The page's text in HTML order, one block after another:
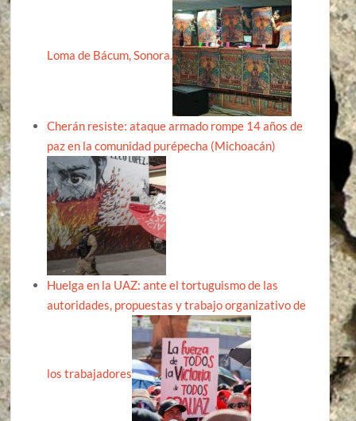
Loma de Bácum, Sonora.
Cherán resiste: ataque armado rompe 14 años de
paz en la comunidad purépecha (Michoacán)
Huelga en la UAZ: ante el tortuguismo de las
autoridades, propuestas y trabajo organizativo de
los trabajadores